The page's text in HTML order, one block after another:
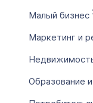
с
по
Малый бизнес
Маркетинг и